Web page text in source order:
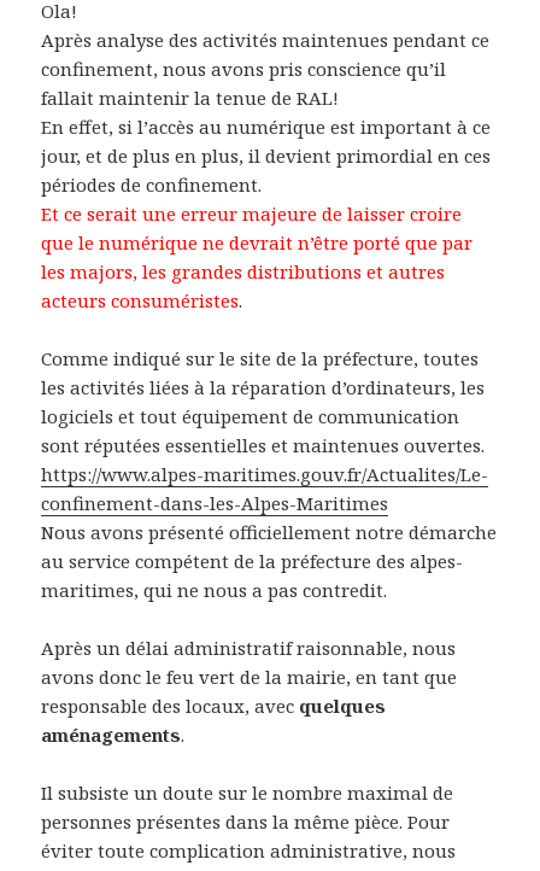
Ola!
Après analyse des activités maintenues pendant ce
confinement, nous avons pris conscience qu’il
fallait maintenir la tenue de RAL!
En effet, si l’accès au numérique est important à ce
jour, et de plus en plus, il devient primordial en ces
périodes de confinement.
Et ce serait une erreur majeure de laisser croire
que le numérique ne devrait n’être porté que par
les majors, les grandes distributions et autres
acteurs consuméristes.
Comme indiqué sur le site de la préfecture, toutes
les activités liées à la réparation d’ordinateurs, les
logiciels et tout équipement de communication
sont réputées essentielles et maintenues ouvertes.
https://www.alpes-maritimes.gouv.fr/Actualites/Le-
confinement-dans-les-Alpes-Maritimes
Nous avons présenté officiellement notre démarche
au service compétent de la préfecture des alpes-
maritimes, qui ne nous a pas contredit.
Après un délai administratif raisonnable, nous
avons donc le feu vert de la mairie, en tant que
responsable des locaux, avec quelques
aménagements.
Il subsiste un doute sur le nombre maximal de
personnes présentes dans la même pièce. Pour
éviter toute complication administrative, nous